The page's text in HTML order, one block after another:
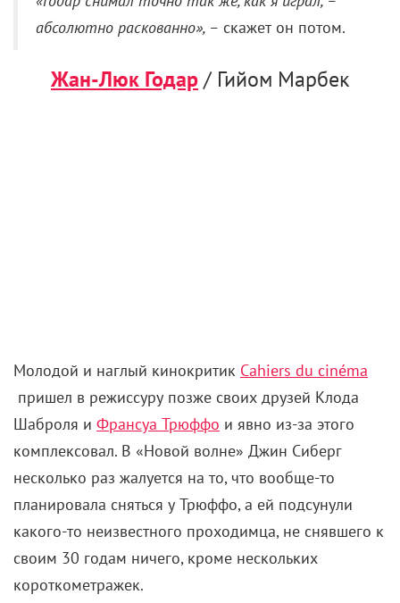
абсолютно раскованно», – скажет он потом.
Жан-Люк Годар/ Гийом Марбек
Молодой и наглый кинокритик Cahiers du cinéma
пришел в режиссуру позже своих друзей Клода
Шаброля и Франсуа Трюффо и явно из-за этого
комплексовал. В «Новой волне» Джин Сиберг
несколько раз жалуется на то, что вообще-то
планировала сняться у Трюффо, а ей подсунули
какого-то неизвестного проходимца, не снявшего к
своим 30 годам ничего, кроме нескольких
короткометражек.